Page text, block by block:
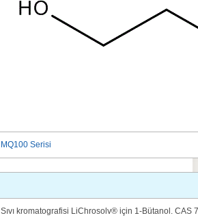
MQ100 Serisi
Sıvı kromatografisi LiChrosolv® için 1-Bütanol. CAS